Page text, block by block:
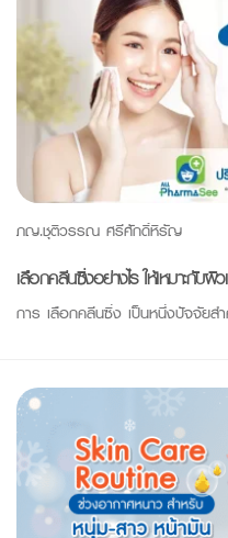
ภญ.ชุติวรรณ ศรีศักดิ์หิรัญ
เลือกคลีนซิ่งอย่างไร ให้เหมาะกับผิว
การ เลือกคลีนซิ่ง เป็นหนึ่งปัจจัย